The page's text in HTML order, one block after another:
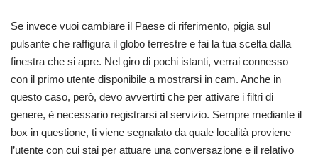
Se invece vuoi cambiare il Paese di riferimento, pigia sul
pulsante che raffigura il globo terrestre e fai la tua scelta dalla
finestra che si apre. Nel giro di pochi istanti, verrai connesso
con il primo utente disponibile a mostrarsi in cam. Anche in
questo caso, però, devo avvertirti che per attivare i filtri di
genere, è necessario registrarsi al servizio. Sempre mediante il
box in questione, ti viene segnalato da quale località proviene
l’utente con cui stai per attuare una conversazione e il relativo